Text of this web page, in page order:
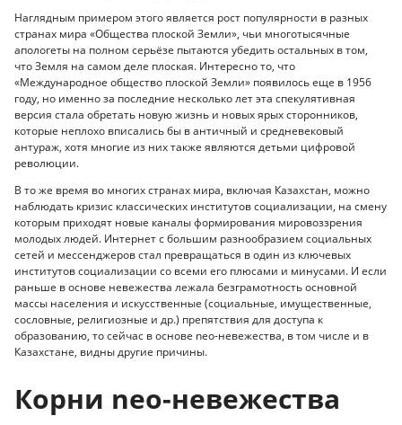
Наглядным примером этого является рост популярности в разных
странах мира «Общества плоской Земли», чьи многотысячные
апологеты на полном серьёзе пытаются убедить остальных в том,
что Земля на самом деле плоская. Интересно то, что
«Международное общество плоской Земли» появилось еще в 1956
году, но именно за последние несколько лет эта спекулятивная
версия стала обретать новую жизнь и новых ярых сторонников,
которые неплохо вписались бы в античный и средневековый
антураж, хотя многие из них также являются детьми цифровой
революции.
В то же время во многих странах мира, включая Казахстан, можно
наблюдать кризис классических институтов социализации, на смену
которым приходят новые каналы формирования мировоззрения
молодых людей. Интернет с большим разнообразием социальных
сетей и мессенджеров стал превращаться в один из ключевых
институтов социализации со всеми его плюсами и минусами. И если
раньше в основе невежества лежала безграмотность основной
массы населения и искусственные (социальные, имущественные,
сословные, религиозные и др.) препятствия для доступа к
образованию, то сейчас в основе neo-невежества, в том числе и в
Казахстане, видны другие причины.
Корни neo-невежества